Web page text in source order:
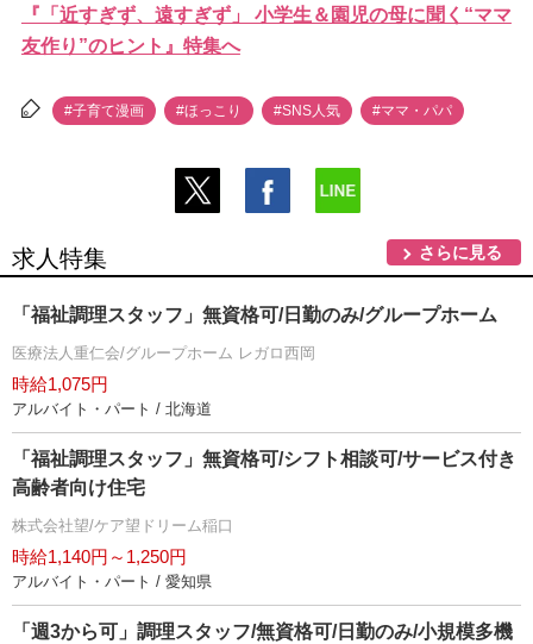
『「近すぎず、遠すぎず」 小学生＆園児の母に聞く“ママ
友作り”のヒント』特集へ
#子育て漫画 #ほっこり #SNS人気 #ママ・パパ
求人特集 さらに見る
「福祉調理スタッフ」無資格可/日勤のみ/グループホーム
医療法人重仁会/グループホーム レガロ西岡
時給1,075円
アルバイト・パート / 北海道
「福祉調理スタッフ」無資格可/シフト相談可/サービス付き
高齢者向け住宅
株式会社望/ケア望ドリーム稲口
時給1,140円～1,250円
アルバイト・パート / 愛知県
「週3から可」調理スタッフ/無資格可/日勤のみ/小規模多機